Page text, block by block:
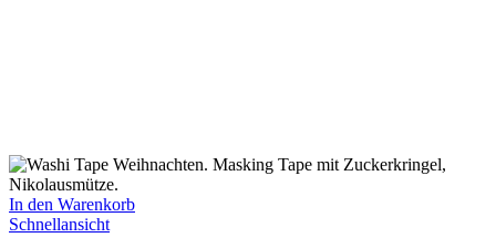
In den Warenkorb
Schnellansicht